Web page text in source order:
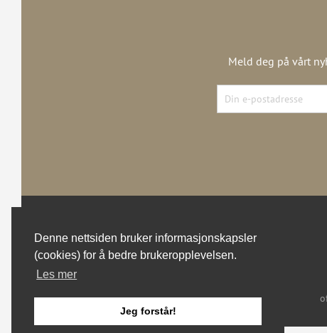
Denne nettsiden bruker informasjonskapsler
(cookies) for å bedre brukeropplevelsen.
Les mer
Jeg forstår!
Meld deg på vårt